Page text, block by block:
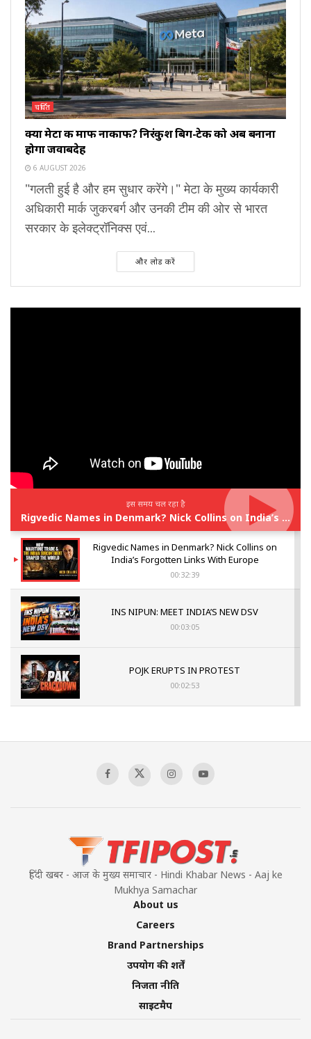
चर्चित
क्या मेटा की माफी नाकाफी? निरंकुश बिग-टेक को अब बनाना
होगा जवाबदेह
6 AUGUST 2026
"गलती हुई है और हम सुधार करेंगे।" मेटा के मुख्य कार्यकारी
अधिकारी मार्क जुकरबर्ग और उनकी टीम की ओर से भारत
सरकार के इलेक्ट्रॉनिक्स एवं...
और लोड करें
इस समय चल रहा है
Rigvedic Names in Denmark? Nick Collins on India’s Forgotten Links With Europe
Rigvedic Names in Denmark? Nick Collins on
India’s Forgotten Links With Europe
00:32:39
INS NIPUN: MEET INDIA’S NEW DSV
00:03:05
POJK ERUPTS IN PROTEST
00:02:53
Sagar
हिंदी खबर - आज के मुख्य समाचार - Hindi Khabar News - Aaj ke
Mukhya Samachar
About us
Careers
Brand Partnerships
उपयोग की शर्तें
निजता नीति
साइटमैप